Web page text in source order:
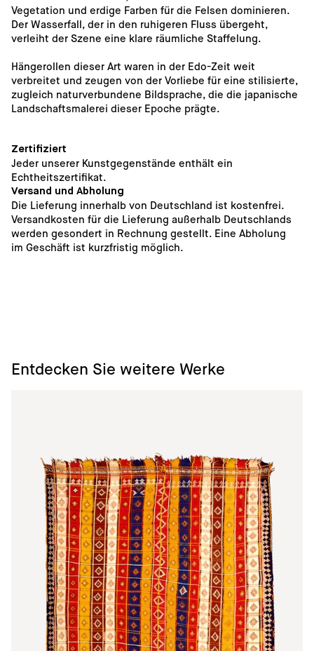
Vegetation und erdige Farben für die Felsen dominieren.
Der Wasserfall, der in den ruhigeren Fluss übergeht,
verleiht der Szene eine klare räumliche Staffelung.
Hängerollen dieser Art waren in der Edo-Zeit weit
verbreitet und zeugen von der Vorliebe für eine stilisierte,
zugleich naturverbundene Bildsprache, die die japanische
Landschaftsmalerei dieser Epoche prägte.
Zertifiziert
Jeder unserer Kunstgegenstände enthält ein
Echtheitszertifikat.
Versand und Abholung
Die Lieferung innerhalb von Deutschland ist kostenfrei.
Versandkosten für die Lieferung außerhalb Deutschlands
werden gesondert in Rechnung gestellt. Eine Abholung
im Geschäft ist kurzfristig möglich.
Entdecken Sie weitere Werke